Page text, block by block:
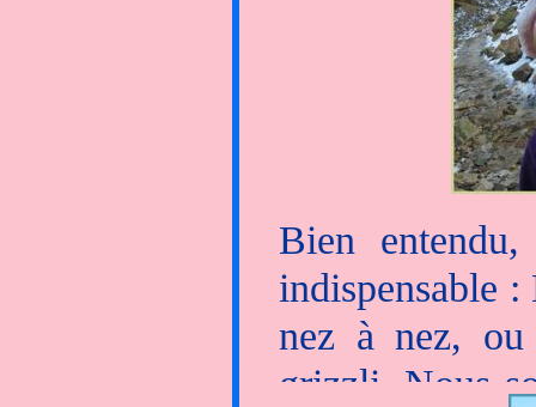
Bien
indispensable
nez à nez, ou
grizzli. Nous